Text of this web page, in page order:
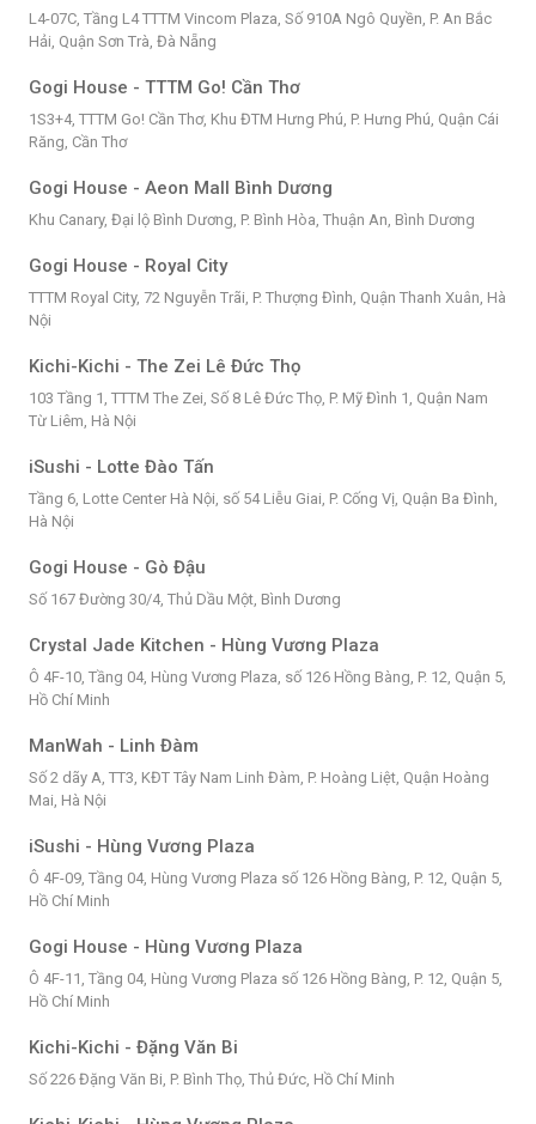
L4-07C, Tầng L4 TTTM Vincom Plaza, Số 910A Ngô Quyền, P. An Bắc
Hải, Quận Sơn Trà, Đà Nẵng
Gogi House - TTTM Go! Cần Thơ
1S3+4, TTTM Go! Cần Thơ, Khu ĐTM Hưng Phú, P. Hưng Phú, Quận Cái
Răng, Cần Thơ
Gogi House - Aeon Mall Bình Dương
Khu Canary, Đại lộ Bình Dương, P. Bình Hòa, Thuận An, Bình Dương
Gogi House - Royal City
TTTM Royal City, 72 Nguyễn Trãi, P. Thượng Đình, Quận Thanh Xuân, Hà
Nội
Kichi-Kichi - The Zei Lê Đức Thọ
103 Tầng 1, TTTM The Zei, Số 8 Lê Đức Thọ, P. Mỹ Đình 1, Quận Nam
Từ Liêm, Hà Nội
iSushi - Lotte Đào Tấn
Tầng 6, Lotte Center Hà Nội, số 54 Liễu Giai, P. Cống Vị, Quận Ba Đình,
Hà Nội
Gogi House - Gò Đậu
Số 167 Đường 30/4, Thủ Dầu Một, Bình Dương
Crystal Jade Kitchen - Hùng Vương Plaza
Ô 4F-10, Tầng 04, Hùng Vương Plaza, số 126 Hồng Bàng, P. 12, Quận 5,
Hồ Chí Minh
ManWah - Linh Đàm
Số 2 dãy A, TT3, KĐT Tây Nam Linh Đàm, P. Hoàng Liệt, Quận Hoàng
Mai, Hà Nội
iSushi - Hùng Vương Plaza
Ô 4F-09, Tầng 04, Hùng Vương Plaza số 126 Hồng Bàng, P. 12, Quận 5,
Hồ Chí Minh
Gogi House - Hùng Vương Plaza
Ô 4F-11, Tầng 04, Hùng Vương Plaza số 126 Hồng Bàng, P. 12, Quận 5,
Hồ Chí Minh
Kichi-Kichi - Đặng Văn Bi
Số 226 Đặng Văn Bi, P. Bình Thọ, Thủ Đức, Hồ Chí Minh